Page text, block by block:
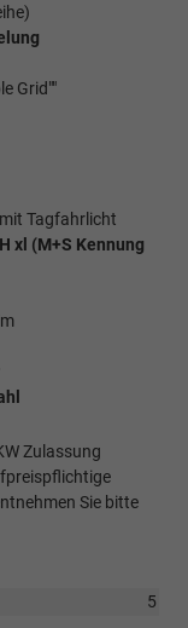
Grid""
Tagfahrlicht
xl (M+S Kennung
Zulassung
Sie bitte
5